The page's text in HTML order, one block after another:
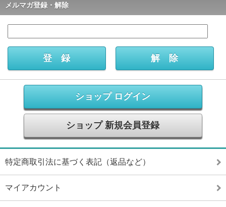
メルマガ登録・解除
ショップ ログイン
ショップ 新規会員登録
特定商取引法に基づく表記（返品など）
マイアカウント